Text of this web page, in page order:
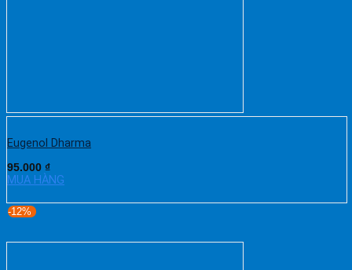
Eugenol Dharma
95.000 ₫
MUA HÀNG
-12%